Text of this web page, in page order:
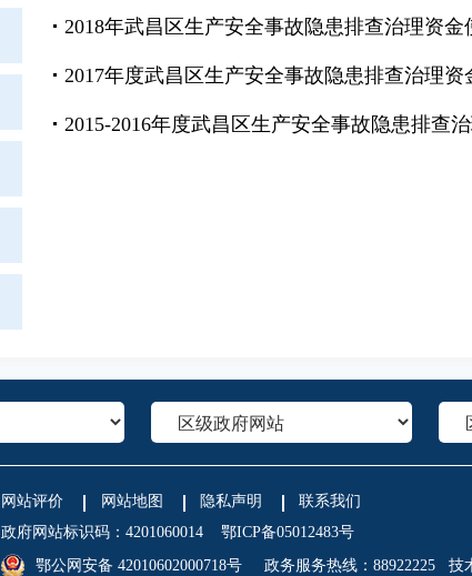
2018年武昌区生产安全事故隐患排查治理资金
2017年度武昌区生产安全事故隐患排查治理资
2015-2016年度武昌区生产安全事故隐患排查
网站评价 网站地图 隐私声明
联系我们
政府网站标识码：4201060014鄂ICP备05012483号
鄂公网安备 42010602000718号
政务服务热线：88922225 技